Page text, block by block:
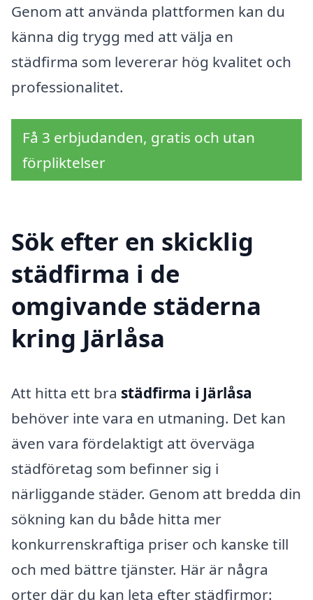
Genom att använda plattformen kan du
känna dig trygg med att välja en
städfirma som levererar hög kvalitet och
professionalitet.
Få 3 erbjudanden, gratis och utan
förpliktelser
Sök efter en skicklig
städfirma i de
omgivande städerna
kring Järlåsa
Att hitta ett bra städfirma i Järlåsa
behöver inte vara en utmaning. Det kan
även vara fördelaktigt att överväga
städföretag som befinner sig i
närliggande städer. Genom att bredda din
sökning kan du både hitta mer
konkurrenskraftiga priser och kanske till
och med bättre tjänster. Här är några
orter där du kan leta efter städfirmor: